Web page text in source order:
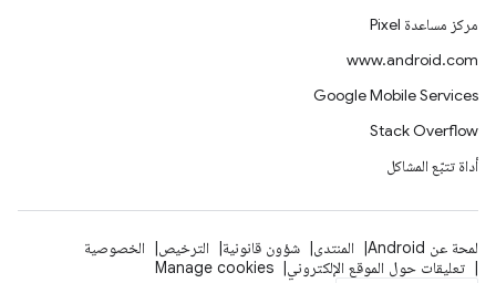
مركز مساعدة Pixel
www.android.com
Google Mobile Services
Stack Overflow
أداة تتبّع المشاكل
لمحة عن Android المنتدى شؤون قانونية الترخيص
الخصوصية
تعليقات حول الموقع الإلكتروني
Manage cookies